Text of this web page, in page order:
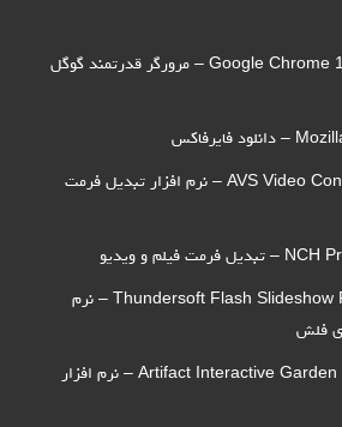
دانلود Google Chrome 145.0.7632.117 – مرورگر قدرتمند گوگل
دانلود AVS Video Converter 14.1.3.4 – نرم افزار تبدیل فرمت
دانلود Thundersoft Flash Slideshow Factory 5.6.0.0 – نرم
فلش
دانلود Artifact Interactive Garden Planner 3.8.83 – نرم افزار